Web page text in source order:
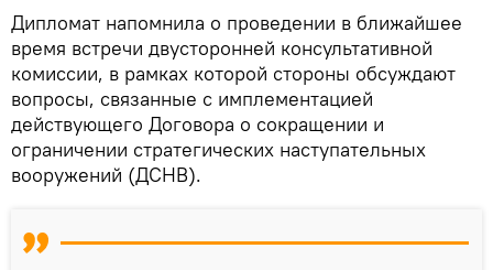
Дипломат напомнила о проведении в ближайшее
время встречи двусторонней консультативной
комиссии, в рамках которой стороны обсуждают
вопросы, связанные с имплементацией
действующего Договора о сокращении и
ограничении стратегических наступательных
вооружений (ДСНВ).